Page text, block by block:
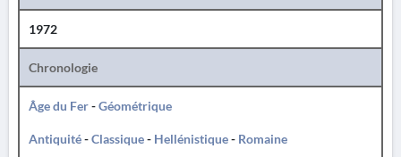
1972
Chronologie
Âge du Fer-Géométrique
Antiquité-Classique- Hellénistique- Romaine